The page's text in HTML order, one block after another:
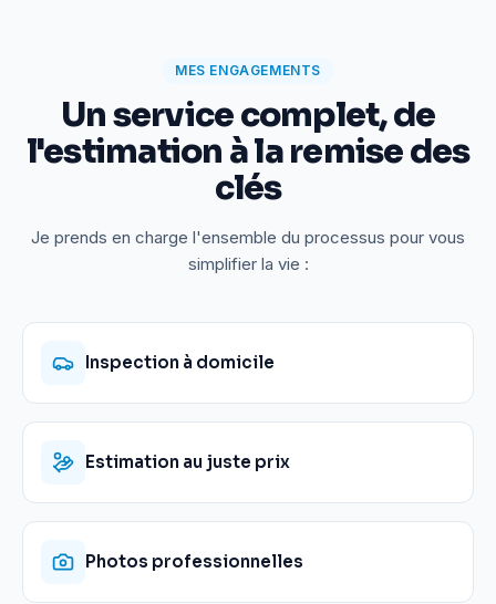
MES ENGAGEMENTS
Un service complet, de
l'estimation à la remise des
clés
Je prends en charge l'ensemble du processus pour vous
simplifier la vie :
Inspection à domicile
Estimation au juste prix
Photos professionnelles